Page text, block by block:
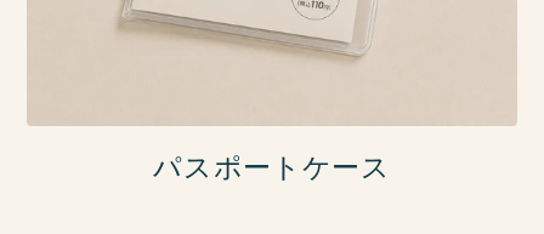
パスポートケース